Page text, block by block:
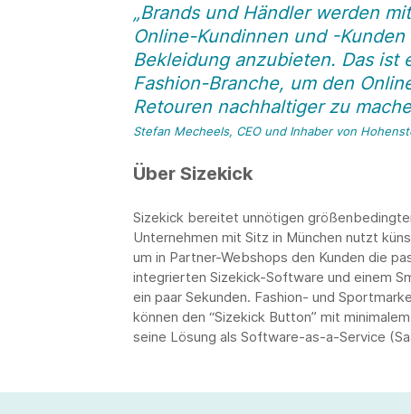
„Brands und Händler werden
Online-Kundinnen und -
Bekleidung anzubieten. Das
Fashion-Branche, um den
Retouren nachhaltiger zu
Stefan Mecheels, CEO und Inhaber von
Über Sizekick
Sizekick bereitet unnötigen
Unternehmen mit Sitz in München nutzt
um in Partner-Webshops den Kunden die
integrierten Sizekick-Software und einem
ein paar Sekunden. Fashion- und
können den “Sizekick Button” mit
seine Lösung als Software-as-a-Service